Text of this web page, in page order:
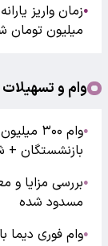
●
میلیون تومان
وام و تسهیلات
●
وام
بازنشستگان +
●بررسی مزایا و
مسدود شده
●وام فوری دیما